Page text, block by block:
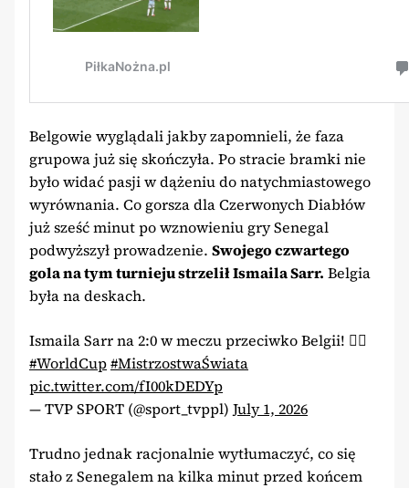
Belgowie wyglądali jakby zapomnieli, że faza
grupowa już się skończyła. Po stracie bramki nie
było widać pasji w dążeniu do natychmiastowego
wyrównania. Co gorsza dla Czerwonych Diabłów
już sześć minut po wznowieniu gry Senegal
podwyższył prowadzenie. Swojego czwartego
gola na tym turnieju strzelił Ismaila Sarr. Belgia
była na deskach.
Ismaila Sarr na 2:0 w meczu przeciwko Belgii! 😮‍💨
#WorldCup#MistrzostwaŚwiata
pic.twitter.com/fI00kDEDYp
— TVP SPORT (@sport_tvppl) July 1, 2026
Trudno jednak racjonalnie wytłumaczyć, co się
stało z Senegalem na kilka minut przed końcem